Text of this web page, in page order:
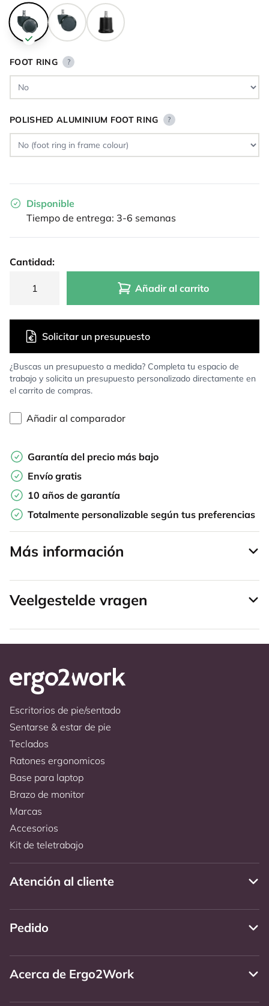
FOOT RING ?
POLISHED ALUMINIUM FOOT RING ?
Disponible
Tiempo de entrega: 3-6 semanas
Cantidad:
Añadir al carrito
¿Buscas un presupuesto a medida? Completa tu espacio de
trabajo y solicita un presupuesto personalizado directamente en
el carrito de compras.
Solicitar un presupuesto
Añadir al comparador
Garantía del precio más bajo
Envío gratis
10 años de garantía
Totalmente personalizable según tus preferencias
Más información
Veelgestelde vragen
Escritorios de pie/sentado
Sentarse & estar de pie
Teclados
Ratones ergonomicos
Base para laptop
Brazo de monitor
Marcas
Accesorios
Kit de teletrabajo
Atención al cliente
Pedido
Acerca de Ergo2Work